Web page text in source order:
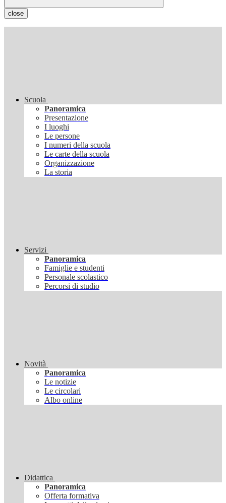
close
Scuola
Panoramica
Presentazione
I luoghi
Le persone
I numeri della scuola
Le carte della scuola
Organizzazione
La storia
Servizi
Panoramica
Famiglie e studenti
Personale scolastico
Percorsi di studio
Novità
Panoramica
Le notizie
Le circolari
Albo online
Didattica
Panoramica
Offerta formativa